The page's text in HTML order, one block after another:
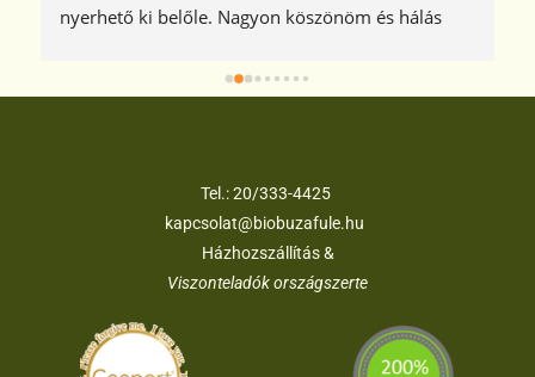
nyerhető ki belőle. Nagyon köszönöm és hálás
búzafűmagot Önöktől vásárolhatom meg.
Tel.:20/333-4425
kapcsolat@biobuzafule.hu
Házhozszállítás &
Viszonteladók országszerte